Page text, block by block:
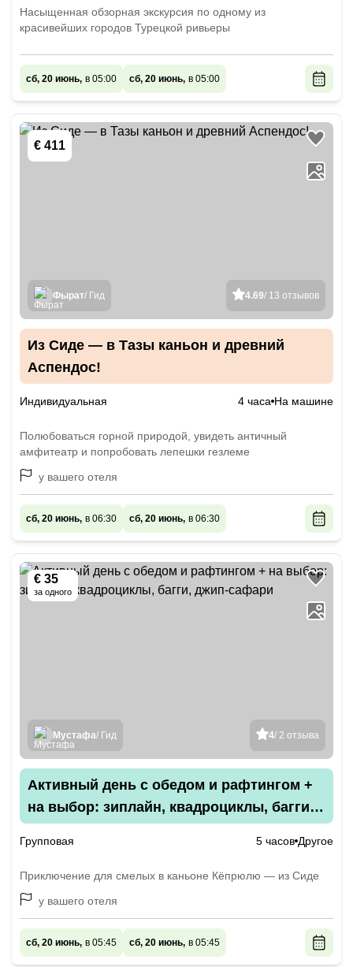
Насыщенная обзорная экскурсия по одному из
красивейших городов Турецкой ривьеры
сб, 20 июнь, в 05:00 сб, 20 июнь, в 05:00
€ 411
4.69/ 13 отзывов
Фырат/ Гид
Из Сиде — в Тазы каньон и древний
Аспендос!
Индивидуальная 4 часа На машине
Полюбоваться горной природой, увидеть античный
амфитеатр и попробовать лепешки гезлеме
у вашего отеля
сб, 20 июнь, в 06:30 сб, 20 июнь, в 06:30
€ 35
за одного
4/ 2 отзыва
Мустафа/ Гид
Активный день с обедом и рафтингом +
на выбор: зиплайн, квадроциклы, багги,
Групповая 5 часов Другое
Приключение для смелых в каньоне Кёпрюлю — из Сиде
у вашего отеля
сб, 20 июнь, в 05:45 сб, 20 июнь, в 05:45